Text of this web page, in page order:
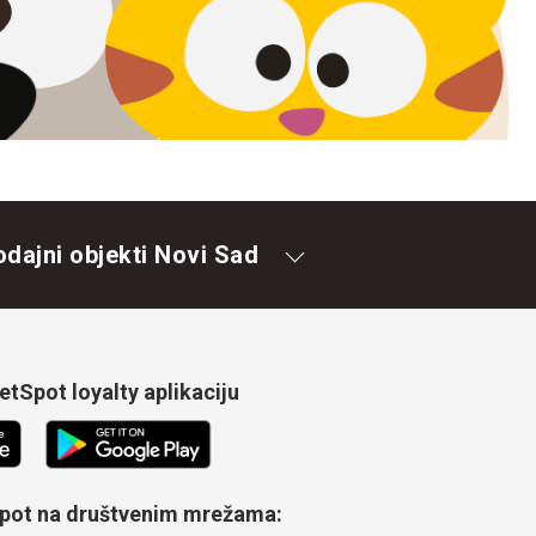
objekti Novi Sad
loyalty aplikaciju
na društvenim mrežama: